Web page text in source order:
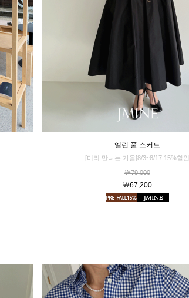
엘린 풀 스커트
[미리 만나는 가을]8/3~8/17 15%할인
￦79,000
￦67,200